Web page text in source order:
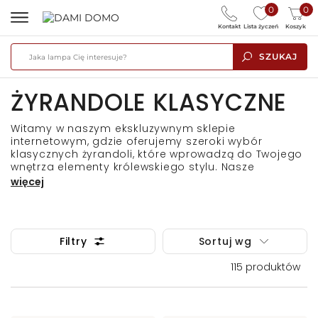
SZUKAJ
0
Lista życzeń
0
Koszyk
Kontakt
ŻYRANDOLE KLASYCZNE
Witamy w naszym ekskluzywnym sklepie
internetowym, gdzie oferujemy szeroki wybór
klasycznych żyrandoli, które wprowadzą do Twojego
wnętrza elementy królewskiego stylu. Nasze
żyrandole klasyczne to doskonałe połączenie
elegancji, funkcjonalności oraz artystycznego
asortymencie znajdziesz zarówno klasyczne
żyrandole z kryształkami, jak i eleganckie żyrandole
klasyczne z abażurami, które nadadzą każdemu
pomieszczeniu niepowtarzalnego charakteru.
Wizytówkążyrandoli klasycznych jest dekoracyjność
więcej
Filtry
Sortuj wg
115 produktów